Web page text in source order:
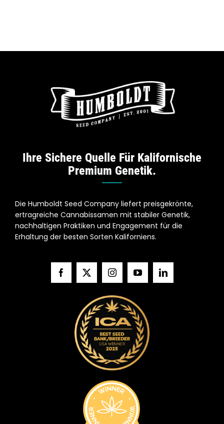
Ihre Sichere Quelle Für Kalifornische
Premium Genetik.
Die Humboldt Seed Company liefert preisgekrönte,
ertragreiche Cannabissamen mit stabiler Genetik,
nachhaltigen Praktiken und Engagement für die
Erhaltung der besten Sorten Kaliforniens.